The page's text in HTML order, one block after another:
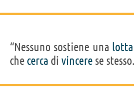
“Nessuno sostiene una lotta
che cerca di vincere se